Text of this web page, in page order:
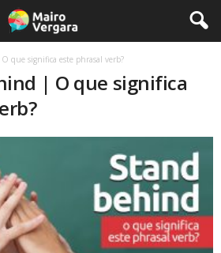
que significa este phrasal verb?
| O que significa